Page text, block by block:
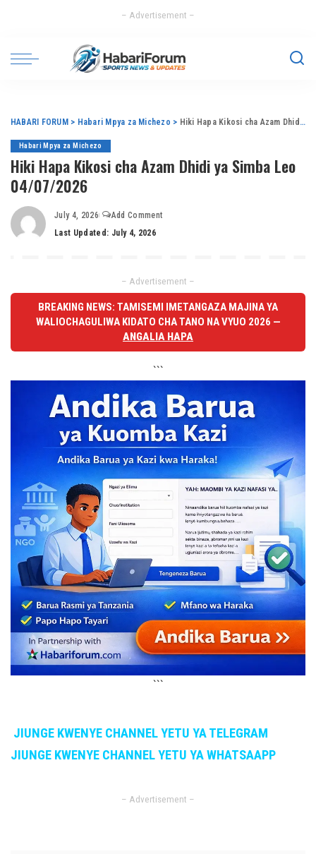
– Advertisement –
HABARI FORUM > Habari Mpya za Michezo > Hiki Hapa Kikosi cha Azam Dhidi ya Simba Leo 04/07/2026
Habari Mpya za Michezo
Hiki Hapa Kikosi cha Azam Dhidi ya Simba Leo
04/07/2026
July 4, 2026
Add Comment
Last Updated: July 4, 2026
– Advertisement –
BREAKING NEWS: TAMISEMI IMETANGAZA MAJINA YA
WALIOCHAGULIWA KIDATO CHA TANO NA VYUO 2026 —
ANGALIA HAPA
```
```
JIUNGE KWENYE CHANNEL YETU YA TELEGRAM
JIUNGE KWENYE CHANNEL YETU YA WHATSAAPP
– Advertisement –